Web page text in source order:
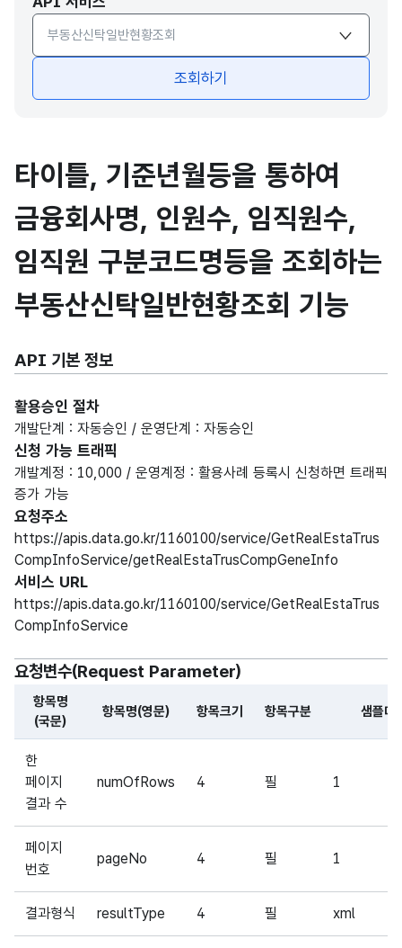
API서비스 종류 선택
조회하기
타이틀, 기준년월등을 통하여
금융회사명, 인원수, 임직원수,
임직원 구분코드명등을 조회하는
부동산신탁일반현황조회 기능
API 기본 정보
활용승인 절차
개발단계 : 자동승인 / 운영단계 : 자동승인
신청 가능 트래픽
개발계정 : 10,000 / 운영계정 : 활용사례 등록시 신청하면 트래픽
증가 가능
요청주소
https://apis.data.go.kr/1160100/service/GetRealEstaTrus
CompInfoService/getRealEstaTrusCompGeneInfo
서비스 URL
https://apis.data.go.kr/1160100/service/GetRealEstaTrus
CompInfoService
요청변수(Request Parameter)
해당 오픈API의 요청변수(Request Parameter) 항목에 대한
항목명
(국문)
항목명(영문) 항목크기 항목구분 샘플데
한
페이지
결과 수
numOfRows 4 필 1
페이지
번호
pageNo 4 필 1
결과형식 resultType 4 필 xml